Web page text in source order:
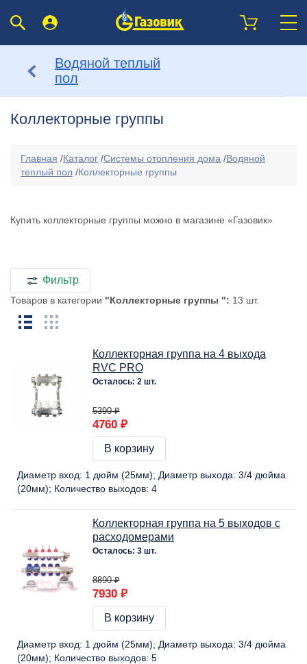
Водяной теплый
пол
Коллекторные группы
Главная /Каталог /Системы отопления дома /Водяной
теплый пол /Коллекторные группы
Купить коллекторные группы можно в магазине «Газовик»
Фильтр
Товаров в категории "Коллекторные группы ": 13 шт.
Коллекторная группа на 4 выхода
RVC PRO
Осталось: 2 шт.
5390 ₽
4760 ₽
В корзину
Диаметр вход: 1 дюйм (25мм) Диаметр выхода: 3/4 дюйма
(20мм)
Количество выходов: 4
Коллекторная группа на 5 выходов с
расходомерами
Осталось: 3 шт.
8890 ₽
7930 ₽
В корзину
Диаметр вход: 1 дюйм (25мм) Диаметр выхода: 3/4 дюйма
(20мм)
Количество выходов: 5